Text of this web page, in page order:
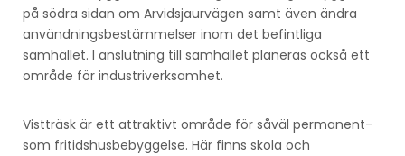
på södra sidan om Arvidsjaurvägen samt även ändra
användningsbestämmelser inom det befintliga
samhället. I anslutning till samhället planeras också ett
område för industriverksamhet.
Vistträsk är ett attraktivt område för såväl permanent-
som fritidshusbebyggelse. Här finns skola och